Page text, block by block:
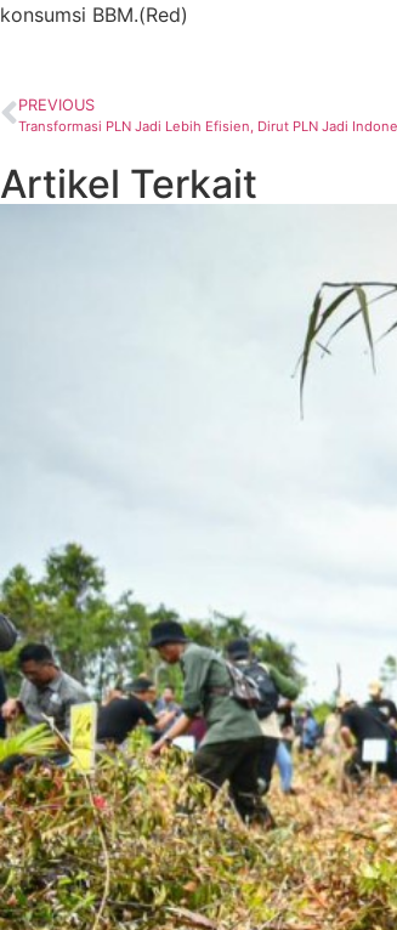
konsumsi BBM.(Red)
PREVIOUS
Transformasi PLN Jadi Lebih Efisien, Dirut PLN Jadi
Artikel Terkait